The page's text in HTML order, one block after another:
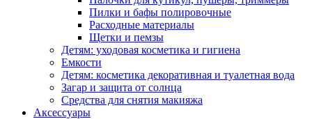
Пилки и бафы полировочные
Расходные материалы
Щетки и пемзы
Детям: уходовая косметика и гигиена
Емкости
Детям: косметика декоративная и туалетная вода
Загар и защита от солнца
Средства для снятия макияжа
Аксессуары